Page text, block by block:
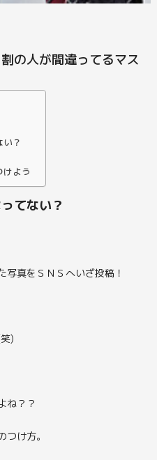
の人が間違ってるマス
？
よう
てない？
写真をＳＮＳへいざ投稿！
)
ね？？
け方。